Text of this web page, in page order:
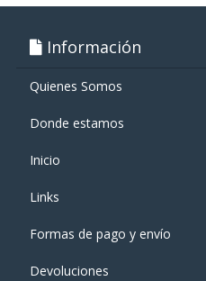
Información
Quienes Somos
Donde estamos
Inicio
Links
Formas de pago y enví­o
Devoluciones